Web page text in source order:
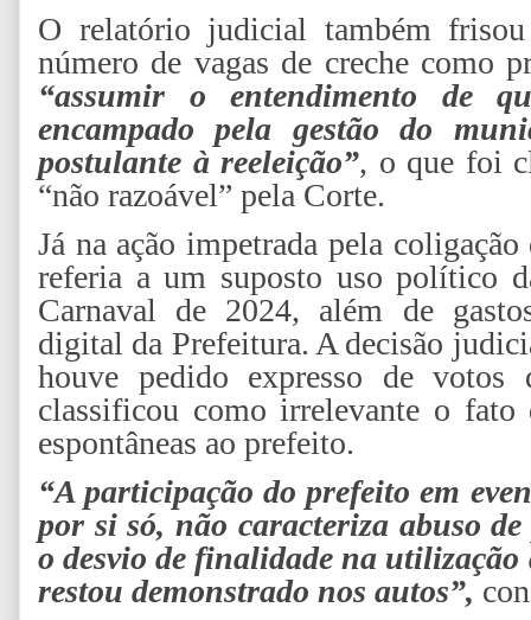
O relatório judicial também
número de vagas de creche como
“assumir o entendimento de
encampado pela gestão do
postulante à reeleição”, o que foi
“não razoável” pela Corte.
Já na ação impetrada pela
referia a um suposto uso político
Carnaval de 2024, além de
digital da Prefeitura. A decisão
houve pedido expresso de votos
classificou como irrelevante o fato
espontâneas ao prefeito.
“A participação do prefeito em
por si só, não caracteriza abuso
o desvio de finalidade na
restou demonstrado nos autos”,